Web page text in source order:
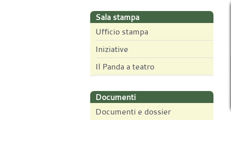
Sala stampa
Ufficio stampa
Iniziative
Il Panda a teatro
Documenti
Documenti e dossier